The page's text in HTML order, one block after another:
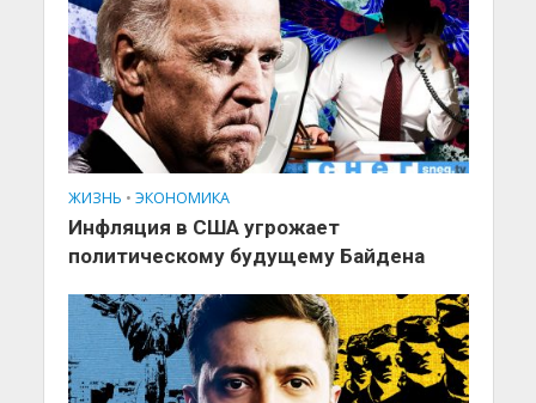
ЖИЗНЬ • ЭКОНОМИКА
Инфляция в США угрожает
политическому будущему Байдена